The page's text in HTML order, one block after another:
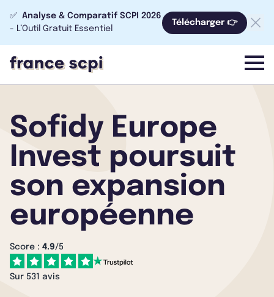
✅ Analyse & Comparatif SCPI 2026
- L’Outil Gratuit Essentiel
Télécharger 👉
menu
Sofidy Europe
Invest poursuit
son expansion
européenne
Score : 4.9/5
Sur 531 avis